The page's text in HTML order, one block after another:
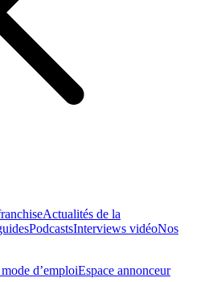
Actualités de la
PodcastsInterviews vidéoNos
d’emploiEspace annonceur